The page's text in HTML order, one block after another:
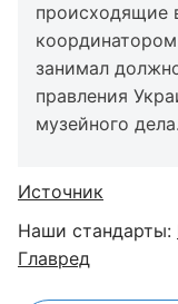
происходящие
занимал
правления
музейного дела.
Источник
Наши стандарты:
Главред